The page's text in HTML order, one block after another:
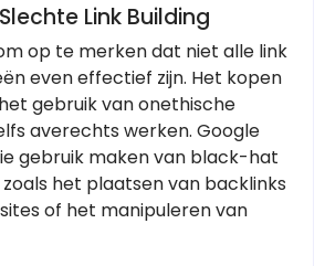
Link Building
op te merken dat niet alle link
even effectief zijn. Het kopen
gebruik van onethische
averechts werken. Google
gebruik maken van black-hat
het plaatsen van backlinks
of het manipuleren van